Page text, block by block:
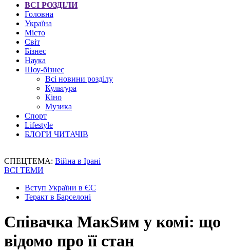
ВСІ РОЗДІЛИ
Головна
Україна
Місто
Світ
Бізнес
Наука
Шоу-бізнес
Всі новини розділу
Культура
Кіно
Музика
Спорт
Lifestyle
БЛОГИ ЧИТАЧІВ
СПЕЦТЕМА: Війна в Ірані
ВСІ ТЕМИ
Вступ України в ЄС
Теракт в Барселоні
Співачка МакSим у комі: що
відомо про її стан